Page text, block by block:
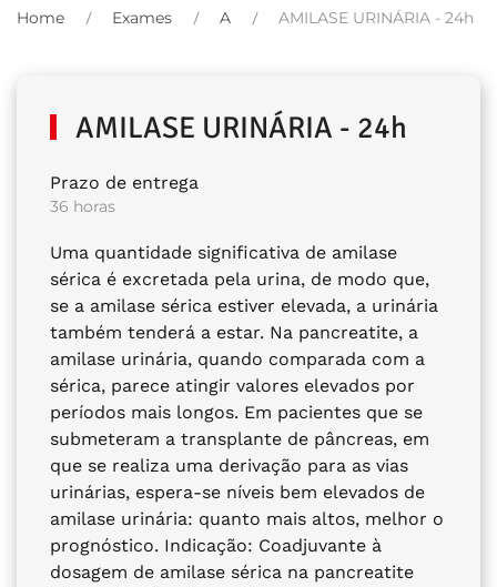
Home Exames A AMILASE URINÁRIA - 24h
AMILASE URINÁRIA - 24h
Prazo de entrega
36 horas
Uma quantidade significativa de amilase
sérica é excretada pela urina, de modo que,
se a amilase sérica estiver elevada, a urinária
também tenderá a estar. Na pancreatite, a
amilase urinária, quando comparada com a
sérica, parece atingir valores elevados por
períodos mais longos. Em pacientes que se
submeteram a transplante de pâncreas, em
que se realiza uma derivação para as vias
urinárias, espera-se níveis bem elevados de
amilase urinária: quanto mais altos, melhor o
prognóstico. Indicação: Coadjuvante à
dosagem de amilase sérica na pancreatite